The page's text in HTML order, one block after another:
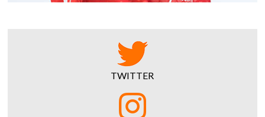
TWITTER